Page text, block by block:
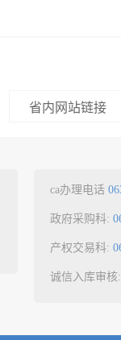
ca办理电话
政府采购科:
产权交易科:
诚信入库审